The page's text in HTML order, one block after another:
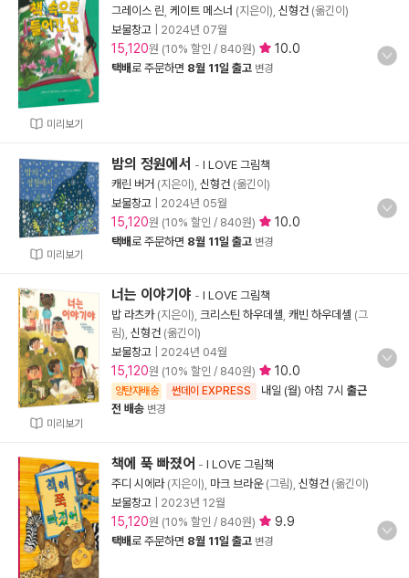
미리보기
그레이스 린 케이트 메스너 (지은이), 신형건 (옮긴이)
보물창고
2024년 07월
15,120원 (10% 할인 / 840원) 10.0
택배로 주문하면 8월 11일 출고 변경
미리보기
밤의 정원에서 - I LOVE 그림책
캐린 버거 (지은이), 신형건 (옮긴이)
보물창고
2024년 05월
15,120원 (10% 할인 / 840원) 10.0
택배로 주문하면 8월 11일 출고 변경
미리보기
너는 이야기야 - I LOVE 그림책
밥 라츠카(지은이), 크리스틴 하우데셸 캐빈 하우데셸 (그
림), 신형건 (옮긴이)
보물창고
2024년 04월
15,120원 (10% 할인 / 840원) 10.0
양탄자배송 썬데이 EXPRESS 내일 (월) 아침 7시 출근
전 배송 변경
책에 푹 빠졌어 - I LOVE 그림책
주디 시에라(지은이), 마크 브라운(그림), 신형건 (옮긴이)
보물창고
2023년 12월
15,120원 (10% 할인 / 840원) 9.9
택배로 주문하면 8월 11일 출고 변경